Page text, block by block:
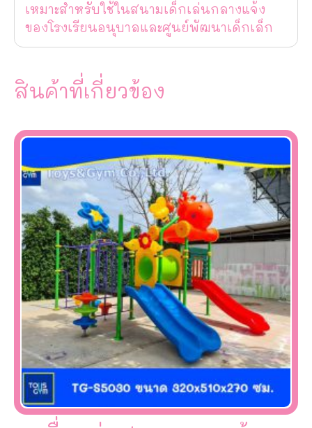
เหมาะสำหรับใช้ในสนามเด็กเล่นกลางแจ้ง
ของโรงเรียนอนุบาลและศูนย์พัฒนาเด็กเล็ก
สินค้าที่เกี่ยวข้อง